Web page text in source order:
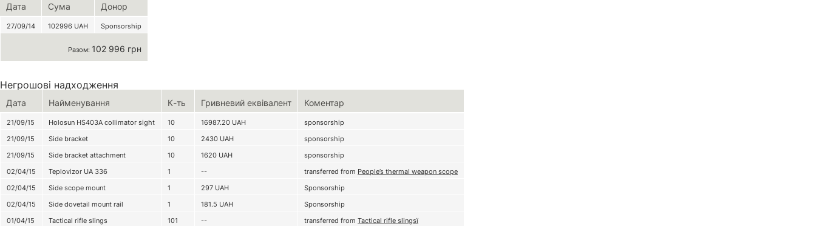
Дата Сума Донор
27/09/14 102996 UAH Sponsorship
Разом: 102 996 грн
Негрошові надходження
Дата Найменування К-ть Гривневий еквівалент Коментар
21/09/15 Holosun HS403A collimator sight 10 16987.20 UAH
sponsorship
21/09/15
Side bracket 10 2430 UAH
sponsorship
21/09/15
Side bracket attachment 10 1620 UAH
sponsorship
02/04/15
Teplovizor UA 336 1 -- transferred from People’s thermal weapon scope
02/04/15
Side scope mount 1 297 UAH
Sponsorship
02/04/15
Side dovetail mount rail 1 181.5 UAH
Sponsorship
01/04/15
Tactical rifle slings 101 -- transferred from Tactical rifle slingsї